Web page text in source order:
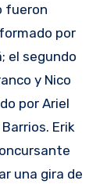
fueron
por
el segundo
y Nico
por Ariel
Erik
una gira de